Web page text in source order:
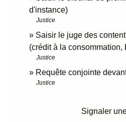
d'instance)
Justice
Saisir le juge des
(crédit à la consommation,
Justice
Requête conjointe
Justice
Signaler